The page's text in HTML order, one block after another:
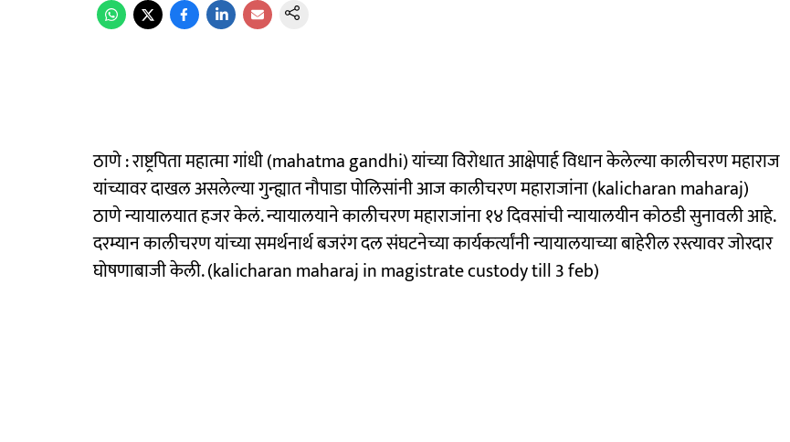
ठाणे : राष्ट्रपिता महात्मा गांधी (mahatma gandhi) यांच्या विरोधात आक्षेपार्ह विधान केलेल्या कालीचरण महाराज
यांच्यावर दाखल असलेल्या गुन्ह्यात नौपाडा पोलिसांनी आज कालीचरण महाराजांना (kalicharan maharaj)
ठाणे न्यायालयात हजर केलं. न्यायालयाने कालीचरण महाराजांना १४ दिवसांची न्यायालयीन काेठडी सुनावली आहे.
दरम्यान कालीचरण यांच्या समर्थनार्थ बजरंग दल संघटनेच्या कार्यकर्त्यांनी न्यायालयाच्या बाहेरील रस्त्यावर जोरदार
घोषणाबाजी केली. (kalicharan maharaj in magistrate custody till 3 feb)